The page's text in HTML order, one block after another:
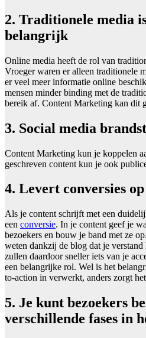
2. Traditionele media
belangrijk
Online media heeft de rol van
Vroeger waren er alleen traditionele
er veel meer informatie online
mensen minder binding met de
bereik af. Content Marketing kan dit
3. Social media
Content Marketing kun je koppelen
geschreven content kun je ook
4. Levert conversies op
Als je content schrijft met een
een conversie. In je content geef je
bezoekers en bouw je band met ze
weten dankzij de blog dat je
zullen daardoor sneller iets van je
een belangrijke rol. Wel is het
to-action in verwerkt, anders zorgt
5. Je kunt bezoekers
verschillende fases in